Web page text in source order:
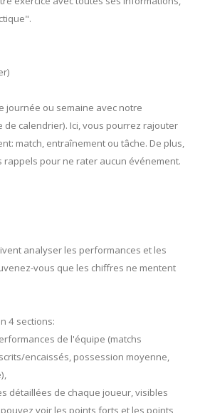
journée ou semaine avec notre
de calendrier). Ici, vous pourrez rajouter
match, entraînement ou tâche. De plus,
pour ne rater aucun événement.
analyser les performances et les
vous que les chiffres ne mentent
4 sections:
de l'équipe (matchs
encaissés, possession moyenne,
détaillées de chaque joueur, visibles
voir les points forts et les points